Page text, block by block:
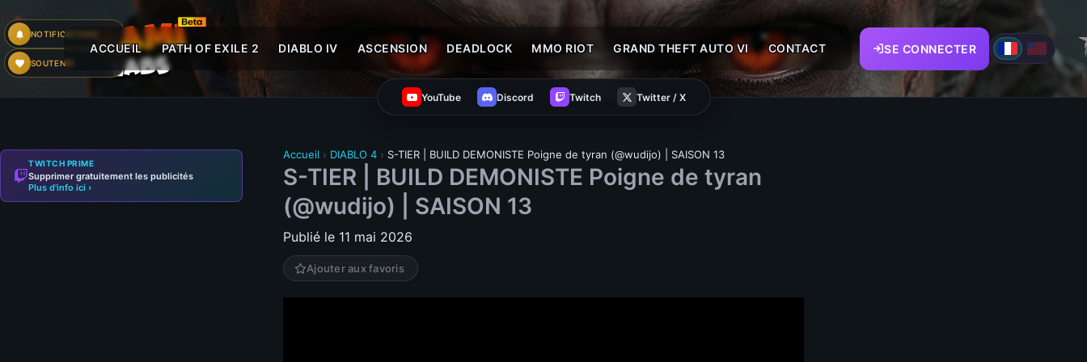
NOTIFICATIONS
SOUTENIR
ACCUEIL PATH OF EXILE 2 DIABLO IV ASCENSION DEADLOCK MMO RIOT GRAND THEFT AUTO VI CONTACT SE CONNECTER
YouTube Discord Twitch Twitter / X
Accueil › DIABLO 4 › S-TIER | BUILD DEMONISTE Poigne de tyran (@wudijo) | SAISON 13
S-TIER | BUILD DEMONISTE Poigne de tyran
(@wudijo) | SAISON 13
Publié le 11 mai 2026
Ajouter aux favoris
TWITCH PRIME
Supprimer gratuitement les publicités
Plus d'info ici ›